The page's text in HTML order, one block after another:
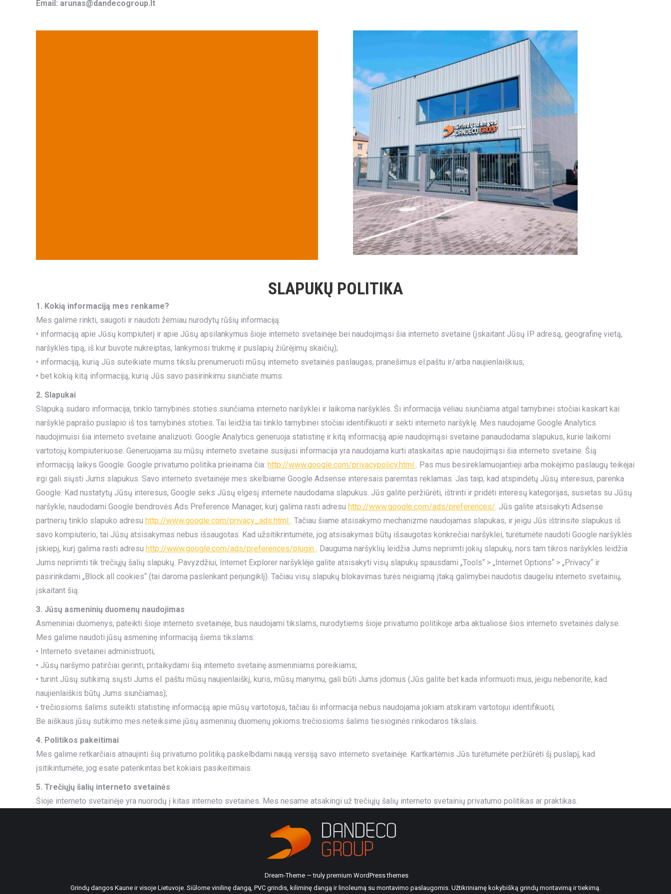
Email: arunas@dandecogroup.lt
SLAPUKŲ POLITIKA
1. Kokią informaciją mes renkame?
Mes galime rinkti, saugoti ir naudoti žemiau nurodytų rūšių informaciją:
• informaciją apie Jūsų kompiuterį ir apie Jūsų apsilankymus šioje interneto svetainėje bei naudojimąsi šia interneto svetaine (įskaitant Jūsų IP adresą, geografinę vietą,
naršyklės tipą, iš kur buvote nukreiptas, lankymosi trukmę ir puslapių žiūrėjimų skaičių);
• informaciją, kurią Jūs suteikiate mums tikslu prenumeruoti mūsų interneto svetainės paslaugas, pranešimus el.paštu ir/arba naujienlaiškius;
• bet kokią kitą informaciją, kurią Jūs savo pasirinkimu siunčiate mums.
2. Slapukai
Slapuką sudaro informacija, tinklo tarnybinės stoties siunčiama interneto naršyklei ir laikoma naršyklės. Ši informacija vėliau siunčiama atgal tarnybinei stočiai kaskart kai
naršyklė paprašo puslapio iš tos tarnybinės stoties. Tai leidžia tai tinklo tarnybinei stočiai identifikuoti ir sekti interneto naršyklę. Mes naudojame Google Analytics
naudojimuisi šia interneto svetaine analizuoti. Google Analytics generuoja statistinę ir kitą informaciją apie naudojimąsi svetaine panaudodama slapukus, kurie laikomi
vartotojų kompiuteriuose. Generuojama su mūsų interneto svetaine susijusi informacija yra naudojama kurti ataskaitas apie naudojimąsi šia interneto svetaine. Šią
informaciją laikys Google. Google privatumo politika prieinama čia: http://www.google.com/privacypolicy.html . Pas mus besireklamuojantieji arba mokėjimo paslaugų teikėjai
irgi gali siųsti Jums slapukus. Savo interneto svetainėje mes skelbiame Google Adsense interesais paremtas reklamas. Jas taip, kad atspindėtų Jūsų interesus, parenka
Google. Kad nustatytų Jūsų interesus, Google seks Jūsų elgesį internete naudodama slapukus. Jūs galite peržiūrėti, ištrinti ir pridėti interesų kategorijas, susietas su Jūsų
naršykle, naudodami Google bendrovės Ads Preference Manager, kurį galima rasti adresu http://www.google.com/ads/preferences/. Jūs galite atsisakyti Adsense
partnerių tinklo slapuko adresu http://www.google.com/privacy_ads.html . Tačiau šiame atsisakymo mechanizme naudojamas slapukas, ir jeigu Jūs ištrinsite slapukus iš
savo kompiuterio, tai Jūsų atsisakymas nebus išsaugotas. Kad užsitikrintumėte, jog atsisakymas būtų išsaugotas konkrečiai naršyklei, turėtumėte naudoti Google naršyklės
įskiepį, kurį galima rasti adresu http://www.google.com/ads/preferences/plugin . Dauguma naršyklių leidžia Jums nepriimti jokių slapukų, nors tam tikros naršyklės leidžia
Jums nepriimti tik trečiųjų šalių slapukų. Pavyzdžiui, Internet Explorer naršyklėje galite atsisakyti visų slapukų spausdami „Tools“ > „Internet Options“ > „Privacy“ ir
pasirinkdami „Block all cookies“ (tai daroma paslenkant perjungiklį). Tačiau visų slapukų blokavimas turės neigiamą įtaką galimybei naudotis daugeliu interneto svetainių,
įskaitant šią.
3. Jūsų asmeninių duomenų naudojimas
Asmeniniai duomenys, pateikti šioje interneto svetainėje, bus naudojami tikslams, nurodytiems šioje privatumo politikoje arba aktualiose šios interneto svetainės dalyse.
Mes galime naudoti jūsų asmeninę informaciją šiems tikslams:
• Interneto svetainei administruoti;
• Jūsų naršymo patirčiai gerinti, pritaikydami šią interneto svetainę asmeniniams poreikiams;
• turint Jūsų sutikimą siųsti Jums el. paštu mūsų naujienlaiškį, kuris, mūsų manymu, gali būti Jums įdomus (Jūs galite bet kada informuoti mus, jeigu nebenorite, kad
naujienlaiškis būtų Jums siunčiamas);
• trečiosioms šalims suteikti statistinę informaciją apie mūsų vartotojus, tačiau ši informacija nebus naudojama jokiam atskiram vartotojui identifikuoti;
Be aiškaus jūsų sutikimo mes neteiksime jūsų asmeninių duomenų jokioms trečiosioms šalims tiesioginės rinkodaros tikslais.
4. Politikos pakeitimai
Mes galime retkarčiais atnaujinti šią privatumo politiką paskelbdami naują versiją savo interneto svetainėje. Kartkartėmis Jūs turėtumėte peržiūrėti šį puslapį, kad
įsitikintumėte, jog esate patenkintas bet kokiais pasikeitimais.
5. Trečiųjų šalių interneto svetainės
Šioje interneto svetainėje yra nuorodų į kitas interneto svetaines. Mes nesame atsakingi už trečiųjų šalių interneto svetainių privatumo politikas ar praktikas.
Dream-Theme — truly premium WordPress themes
Grindų dangos Kaune ir visoje Lietuvoje. Siūlome vinilinę dangą, PVC grindis, kiliminę dangą ir linoleumą su montavimo paslaugomis. Užtikriniamę kokybišką grindų montavimą ir tiekimą.